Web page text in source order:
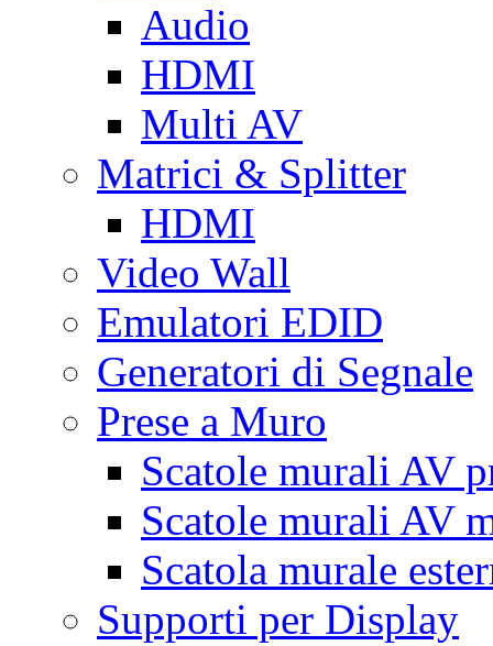
Audio
HDMI
Multi AV
Matrici & Splitter
HDMI
Video Wall
Emulatori EDID
Generatori di Segnale
Prese a Muro
Scatole murali AV
Scatole murali AV
Scatola murale
Supporti per Display